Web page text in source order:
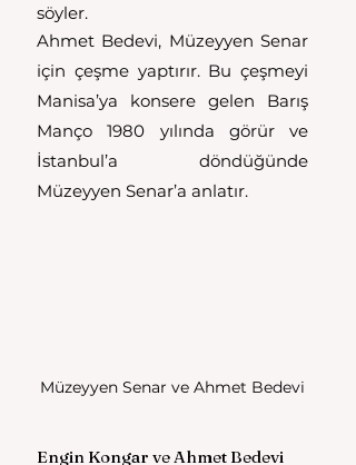
söyler.
Ahmet Bedevi, Müzeyyen Senar
için çeşme yaptırır. Bu çeşmeyi
Manisa’ya konsere gelen Barış
Manço 1980 yılında görür ve
İstanbul’a döndüğünde
Müzeyyen Senar’a anlatır.
Müzeyyen Senar ve Ahmet Bedevi
Engin Kongar ve Ahmet Bedevi